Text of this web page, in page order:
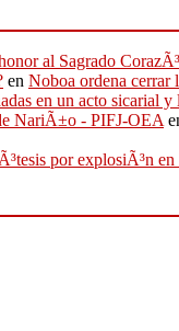
al Sagrado
en Noboa ordena cerrar
en un acto
NariÃ±o - PIFJ-OEA
por explosiÃ³n en